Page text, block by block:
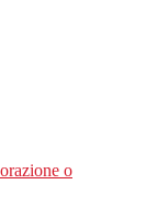
o